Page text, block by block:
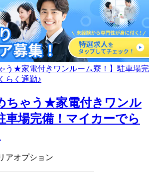
ちゃう★家電付きワンル
車場完備！マイカーでら
アオプション